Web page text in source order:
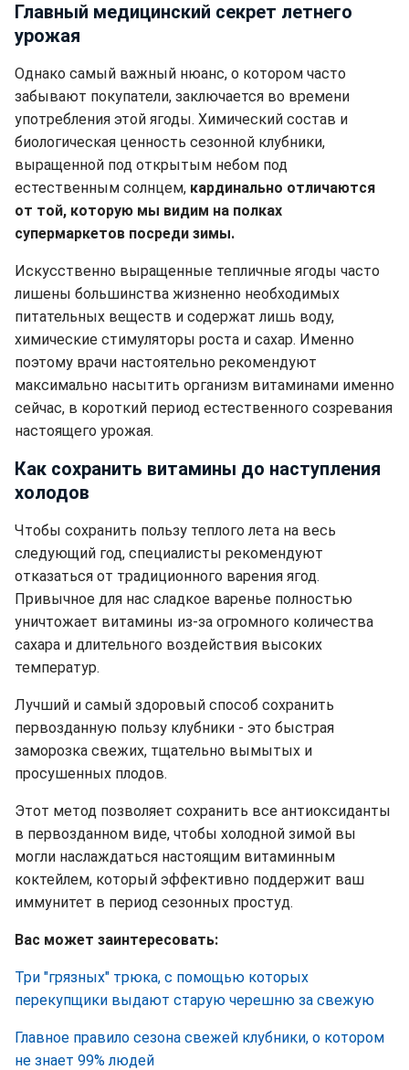
Главный медицинский секрет летнего
урожая
Однако самый важный нюанс, о котором часто
забывают покупатели, заключается во времени
употребления этой ягоды. Химический состав и
биологическая ценность сезонной клубники,
выращенной под открытым небом под
естественным солнцем, кардинально отличаются
от той, которую мы видим на полках
супермаркетов посреди зимы.
Искусственно выращенные тепличные ягоды часто
лишены большинства жизненно необходимых
питательных веществ и содержат лишь воду,
химические стимуляторы роста и сахар. Именно
поэтому врачи настоятельно рекомендуют
максимально насытить организм витаминами именно
сейчас, в короткий период естественного созревания
настоящего урожая.
Как сохранить витамины до наступления
холодов
Чтобы сохранить пользу теплого лета на весь
следующий год, специалисты рекомендуют
отказаться от традиционного варения ягод.
Привычное для нас сладкое варенье полностью
уничтожает витамины из-за огромного количества
сахара и длительного воздействия высоких
температур.
Лучший и самый здоровый способ сохранить
первозданную пользу клубники - это быстрая
заморозка свежих, тщательно вымытых и
просушенных плодов.
Этот метод позволяет сохранить все антиоксиданты
в первозданном виде, чтобы холодной зимой вы
могли наслаждаться настоящим витаминным
коктейлем, который эффективно поддержит ваш
иммунитет в период сезонных простуд.
Вас может заинтересовать:
Три "грязных" трюка, с помощью которых
перекупщики выдают старую черешню за свежую
Главное правило сезона свежей клубники, о котором
не знает 99% людей